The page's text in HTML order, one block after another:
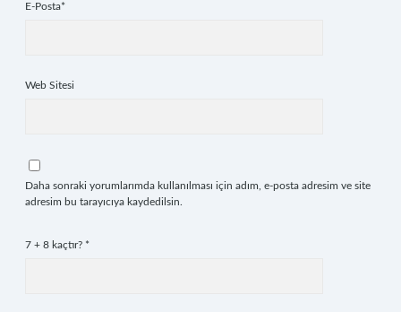
E-Posta*
Web Sitesi
Daha sonraki yorumlarımda kullanılması için adım, e-posta adresim ve site
adresim bu tarayıcıya kaydedilsin.
7 + 8 kaçtır? *